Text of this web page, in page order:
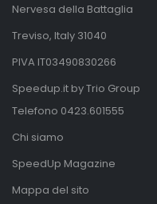
Nervesa della Battaglia
Treviso, Italy 31040
PIVA IT03490830266
Speedup.it by Trio Group
Telefono 0423.601555
Chi siamo
SpeedUp Magazine
Mappa del sito